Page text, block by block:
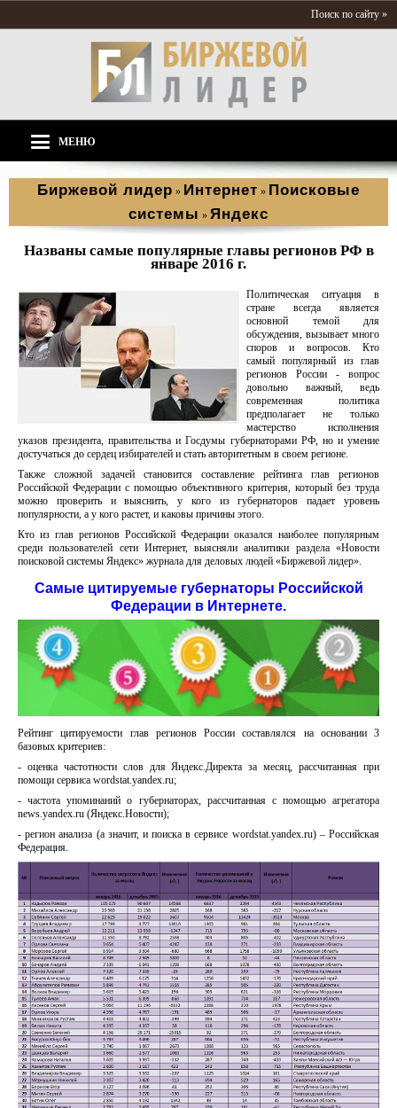
Поиск по сайту »
МЕНЮ
Биржевой лидер » Интернет » Поисковые
системы » Яндекс
Названы самые популярные главы регионов РФ в
январе 2016 г.
Политическая ситуация в
стране всегда является
основной темой для
обсуждения, вызывает много
споров и вопросов. Кто
самый популярный из глав
регионов России - вопрос
довольно важный, ведь
современная политика
предполагает не только
мастерство исполнения
указов президента, правительства и Госдумы губернаторами РФ, но и умение
достучаться до сердец избирателей и стать авторитетным в своем регионе.
Также сложной задачей становится составление рейтинга глав регионов
Российской Федерации с помощью объективного критерия, который без труда
можно проверить и выяснить, у кого из губернаторов падает уровень
популярности, а у кого растет, и каковы причины этого.
Кто из глав регионов Российской Федерации оказался наиболее популярным
среди пользователей сети Интернет, выясняли аналитики раздела «Новости
поисковой системы Яндекс» журнала для деловых людей «Биржевой лидер».
Самые цитируемые губернаторы Российской
Федерации в Интернете.
Рейтинг цитируемости глав регионов России составлялся на основании 3
базовых критериев:
- оценка частотности слов для Яндекс.Директа за месяц, рассчитанная при
помощи сервиса wordstat.yandex.ru;
- частота упоминаний о губернаторах, рассчитанная с помощью агрегатора
news.yandex.ru (Яндекс.Новости);
- регион анализа (а значит, и поиска в сервисе wordstat.yandex.ru) – Российская
Федерация.